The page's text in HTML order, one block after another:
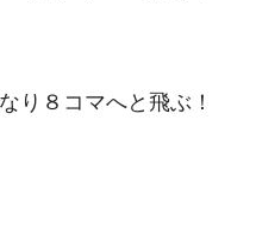
り８コマへと飛ぶ！